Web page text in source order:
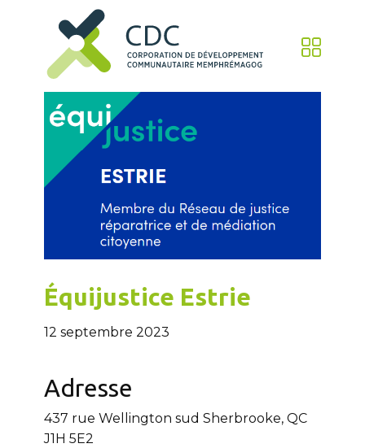
Équijustice Estrie
12 septembre 2023
Adresse
437 rue Wellington sud Sherbrooke, QC
J1H 5E2